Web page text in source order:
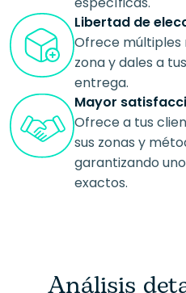
Libertad de
Ofrece
zona y dales a
entrega.
Mayor
Ofrece a tus
sus zonas y
garantizando
exactos.